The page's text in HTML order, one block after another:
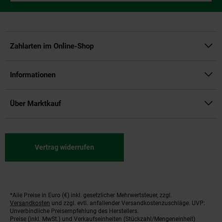
Zahlarten im Online-Shop
Informationen
Über Marktkauf
Vertrag widerrufen
Fußnoten
*Alle Preise in Euro (€) inkl. gesetzlicher Mehrwertsteuer, zzgl.
Versandkosten und zzgl. evtl. anfallender Versandkostenzuschläge. UVP:
Unverbindliche Preisempfehlung des Herstellers.
Preise (inkl. MwSt.) und Verkaufseinheiten (Stückzahl/Mengeneinheit)